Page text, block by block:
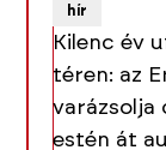
hír
Kilenc év
téren: az
varázsolja
estén át